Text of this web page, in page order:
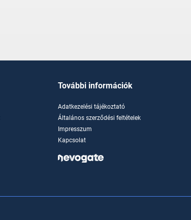
További információk
Adatkezelési tájékoztató
Általános szerződési feltételek
Impresszum
Kapcsolat